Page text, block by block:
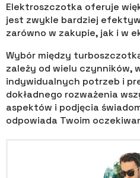
Elektroszczotka oferuje
jest zwykle bardziej
zarówno w zakupie, jak i w
Wybór między
zależy od wielu czynników,
indywidualnych potrzeb i
dokładnego rozważenia
aspektów i podjęcia
odpowiada Twoim